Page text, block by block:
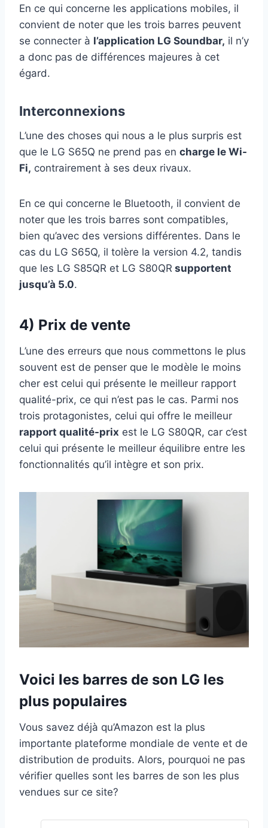
En ce qui concerne les applications mobiles, il
convient de noter que les trois barres peuvent
se connecter à l’application LG Soundbar, il n’y
a donc pas de différences majeures à cet
égard.
Interconnexions
L’une des choses qui nous a le plus surpris est
que le LG S65Q ne prend pas en charge le Wi-
Fi, contrairement à ses deux rivaux.
En ce qui concerne le Bluetooth, il convient de
noter que les trois barres sont compatibles,
bien qu’avec des versions différentes. Dans le
cas du LG S65Q, il tolère la version 4.2, tandis
que les LG S85QR et LG S80QR supportent
jusqu’à 5.0.
4) Prix de vente
L’une des erreurs que nous commettons le plus
souvent est de penser que le modèle le moins
cher est celui qui présente le meilleur rapport
qualité-prix, ce qui n’est pas le cas. Parmi nos
trois protagonistes, celui qui offre le meilleur
rapport qualité-prix est le LG S80QR, car c’est
celui qui présente le meilleur équilibre entre les
fonctionnalités qu’il intègre et son prix.
Voici les barres de son LG les
plus populaires
Vous savez déjà qu’Amazon est la plus
importante plateforme mondiale de vente et de
distribution de produits. Alors, pourquoi ne pas
vérifier quelles sont les barres de son les plus
vendues sur ce site?